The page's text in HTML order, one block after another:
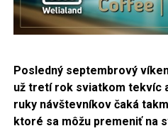
Posledný septembrový
už tretí rok sviatkom tekvíc
ruky návštevníkov čaká
ktoré sa môžu premeniť na